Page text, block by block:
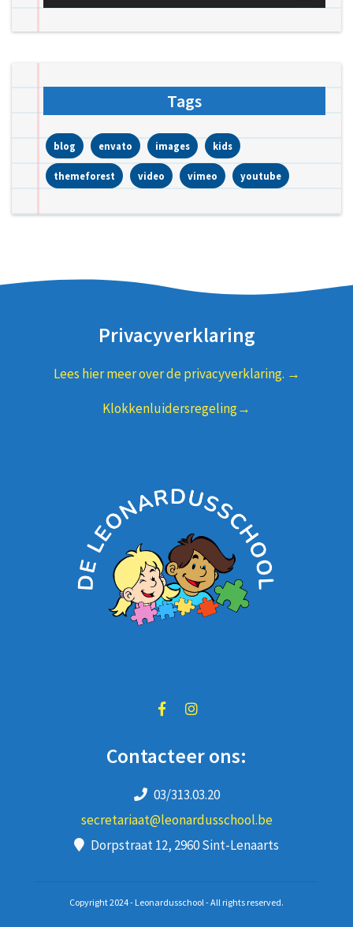
Tags
blog envato images kids
themeforest video vimeo youtube
Privacyverklaring
Lees hier meer over de privacyverklaring. →
Klokkenluidersregeling→
Contacteer ons:
03/313.03.20
secretariaat@leonardusschool.be
Dorpstraat 12, 2960 Sint-Lenaarts
Copyright 2024 - Leonardusschool - All rights reserved.